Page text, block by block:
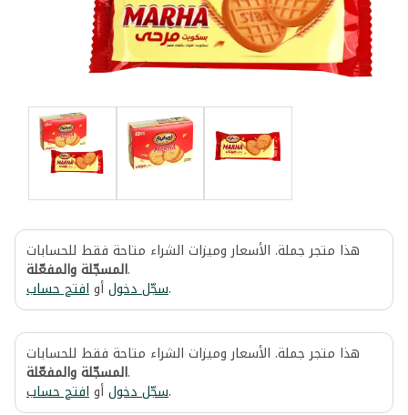
هذا متجر جملة. الأسعار وميزات الشراء متاحة فقط للحسابات
المسجّلة والمفعّلة.
سجّل دخولأوافتح حساب .
هذا متجر جملة. الأسعار وميزات الشراء متاحة فقط للحسابات
المسجّلة والمفعّلة.
سجّل دخولأوافتح حساب .